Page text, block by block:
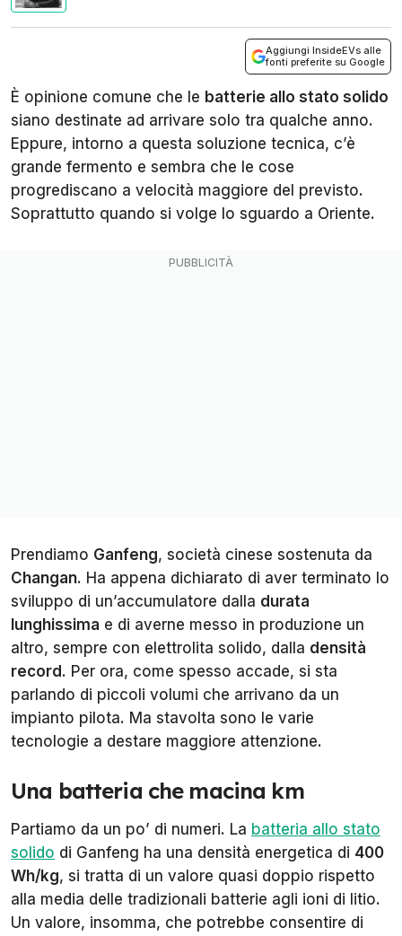
Aggiungi InsideEVs alle
fonti preferite su Google
È opinione comune che le batterie allo stato solido
siano destinate ad arrivare solo tra qualche anno.
Eppure, intorno a questa soluzione tecnica, c’è
grande fermento e sembra che le cose
progrediscano a velocità maggiore del previsto.
Soprattutto quando si volge lo sguardo a Oriente.
Prendiamo Ganfeng, società cinese sostenuta da
Changan. Ha appena dichiarato di aver terminato lo
sviluppo di un’accumulatore dalla durata
lunghissima e di averne messo in produzione un
altro, sempre con elettrolita solido, dalla densità
record . Per ora, come spesso accade, si sta
parlando di piccoli volumi che arrivano da un
impianto pilota. Ma stavolta sono le varie
tecnologie a destare maggiore attenzione.
Una batteria che macina km
Partiamo da un po’ di numeri. La batteria allo stato
solido di Ganfeng ha una densità energetica di 400
Wh/kg, si tratta di un valore quasi doppio rispetto
alla media delle tradizionali batterie agli ioni di litio.
Un valore, insomma, che potrebbe consentire di